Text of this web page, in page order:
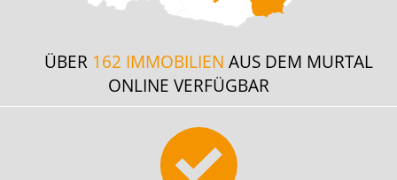
ÜBER 162 IMMOBILIEN AUS DEM MURTAL
ONLINE VERFÜGBAR